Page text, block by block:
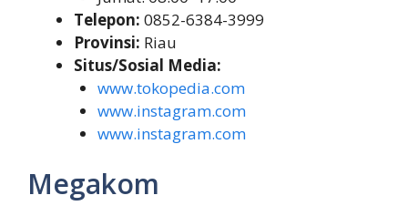
Telepon: 0852-6384-3999
Provinsi: Riau
Situs/Sosial Media:
www.tokopedia.com
www.instagram.com
www.instagram.com
Megakom